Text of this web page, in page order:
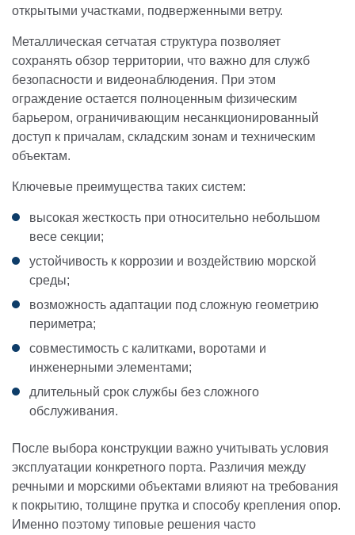
открытыми участками, подверженными ветру.
Металлическая сетчатая структура позволяет
сохранять обзор территории, что важно для служб
безопасности и видеонаблюдения. При этом
ограждение остается полноценным физическим
барьером, ограничивающим несанкционированный
доступ к причалам, складским зонам и техническим
объектам.
Ключевые преимущества таких систем:
высокая жесткость при относительно небольшом
весе секции;
устойчивость к коррозии и воздействию морской
среды;
возможность адаптации под сложную геометрию
периметра;
совместимость с калитками, воротами и
инженерными элементами;
длительный срок службы без сложного
обслуживания.
После выбора конструкции важно учитывать условия
эксплуатации конкретного порта. Различия между
речными и морскими объектами влияют на требования
к покрытию, толщине прутка и способу крепления опор.
Именно поэтому типовые решения часто